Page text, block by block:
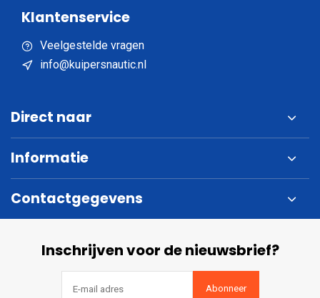
Klantenservice
Veelgestelde vragen
info@kuipersnautic.nl
Direct naar
Informatie
Contactgegevens
Inschrijven voor de nieuwsbrief?
Abonneer